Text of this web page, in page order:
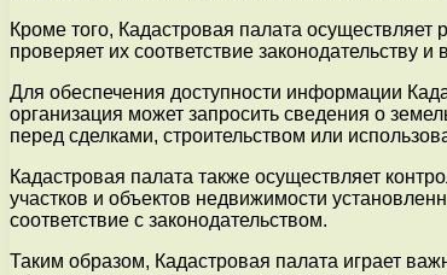
Кроме того, Кадастровая палата
проверяет их соответствие законодательству
Для обеспечения доступности информации
организация может запросить сведения о
перед сделками, строительством или
Кадастровая палата также осуществляет
участков и объектов недвижимости
соответствие с законодательством.
Таким образом, Кадастровая палата играет